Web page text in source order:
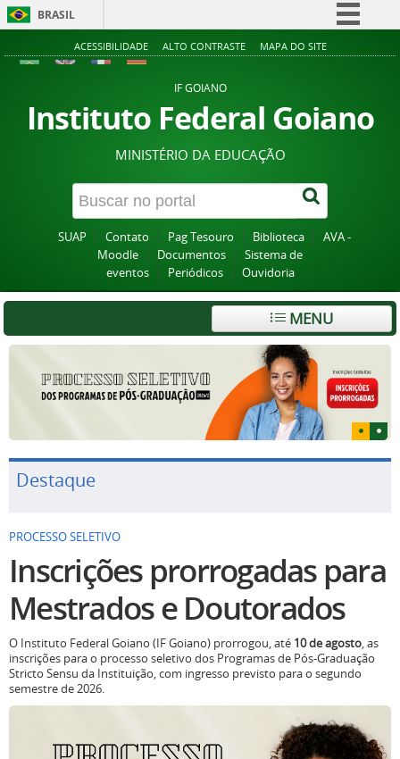
BRASIL
Simplifique!
Acesso à informação
Legislação
Canais
ACESSIBILIDADE ALTO CONTRASTE MAPA DO SITE
IF GOIANO
Instituto Federal Goiano
MINISTÉRIO DA EDUCAÇÃO
SUAP Contato Pag Tesouro Biblioteca
AVA -
Moodle
Documentos
Sistema de
eventos
Periódicos Ouvidoria
MENU
Destaque
PROCESSO SELETIVO
Inscrições prorrogadas para
Mestrados e Doutorados
O Instituto Federal Goiano (IF Goiano) prorrogou, até 10 de agosto, as
inscrições para o processo seletivo dos Programas de Pós-Graduação
Stricto Sensu da Instituição, com ingresso previsto para o segundo
semestre de 2026.